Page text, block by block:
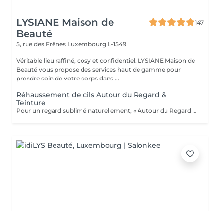
LYSIANE Maison de
Beauté
147
5, rue des Frênes Luxembourg L-1549
Véritable lieu raffiné, cosy et confidentiel. LYSIANE Maison de
Beauté vous propose des services haut de gamme pour
prendre soin de votre corps dans ...
Réhaussement de cils Autour du Regard &
Teinture
Pour un regard sublimé naturellement, « Autour du Regard » référence au Luxembourg pour le réhaussement de cils nouvelle génération avec kératine, issu de technologies avant-gardistes et d'un développement unique et extrêmement précis. Les standards de haute qualité de ce service vous donneront des résultats inégalés et un regard sublime.